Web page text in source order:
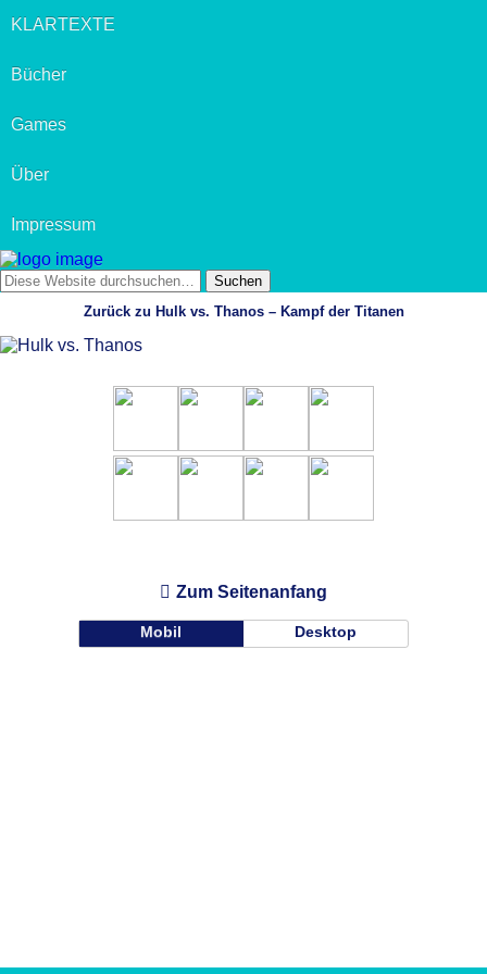
KLARTEXTE
Bücher
Games
Über
Impressum
Zurück zu Hulk vs. Thanos – Kampf der Titanen
Zum Seitenanfang
Mobil Desktop